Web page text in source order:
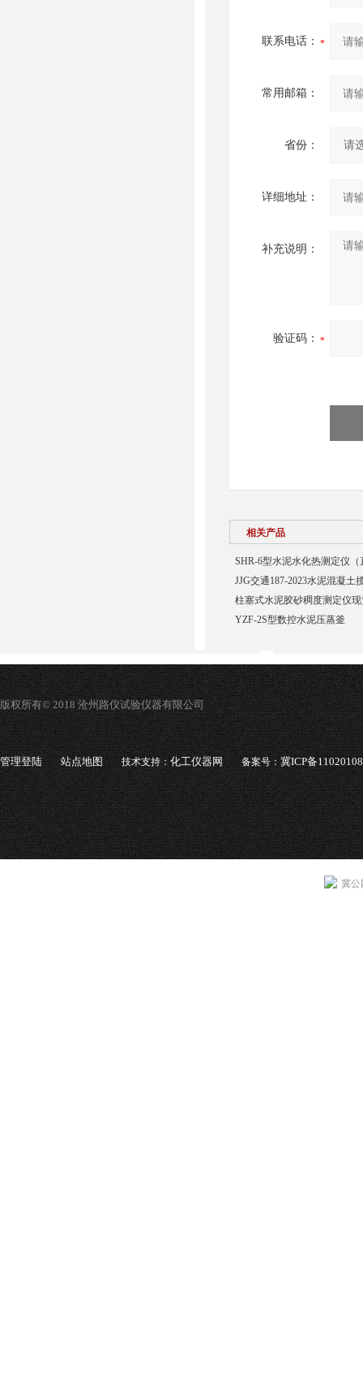
联系电话：
常用邮箱：
省份：
详细地址：
补充说明：
验证码：
相关产品
SHR-6型水泥水化热测定仪（
JJG交通187-2023水泥混凝土
柱塞式水泥胶砂稠度测定仪
YZF-2S型数控水泥压蒸釜
版权所有© 2018 沧州路仪试验仪器有限公司
管理登陆 站点地图 技术支持：化工仪器网 备案号：冀ICP备
冀公